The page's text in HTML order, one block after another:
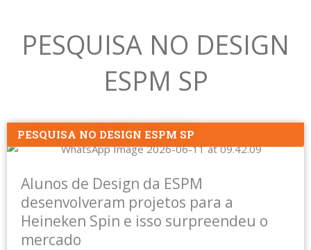
PESQUISA NO DESIGN
ESPM SP
PESQUISA NO DESIGN ESPM SP
Alunos de Design da ESPM
desenvolveram projetos para a
Heineken Spin e isso surpreendeu o
mercado